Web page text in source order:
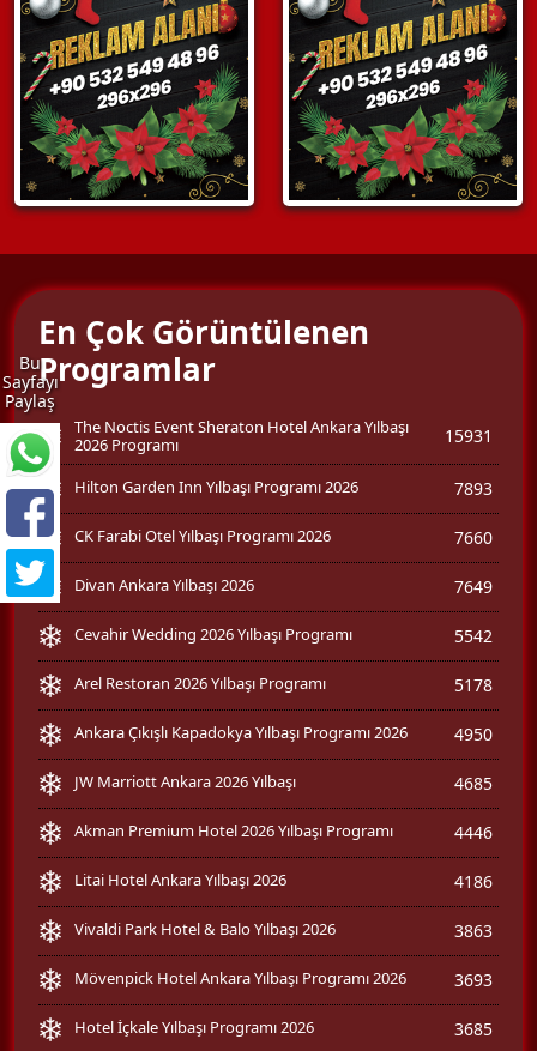
Bu
Sayfayı
Paylaş
En Çok Görüntülenen
Programlar
The Noctis Event Sheraton Hotel Ankara Yılbaşı
2026 Programı
15931
Hilton Garden Inn Yılbaşı Programı 2026 7893
CK Farabi Otel Yılbaşı Programı 2026 7660
Divan Ankara Yılbaşı 2026 7649
Cevahir Wedding 2026 Yılbaşı Programı 5542
Arel Restoran 2026 Yılbaşı Programı 5178
Ankara Çıkışlı Kapadokya Yılbaşı Programı 2026 4950
JW Marriott Ankara 2026 Yılbaşı 4685
Akman Premium Hotel 2026 Yılbaşı Programı 4446
Litai Hotel Ankara Yılbaşı 2026 4186
Vivaldi Park Hotel & Balo Yılbaşı 2026 3863
Mövenpick Hotel Ankara Yılbaşı Programı 2026 3693
Hotel İçkale Yılbaşı Programı 2026 3685